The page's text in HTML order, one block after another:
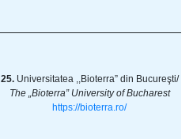
25. Universitatea ,,Bioterra” din Bucureşti/
The „Bioterra” University of Bucharest
https://bioterra.ro/